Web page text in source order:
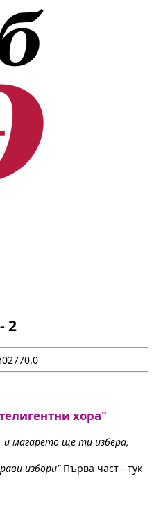
2
02770.0
хора"
и магарето ще ти избера,
избори" Първа част - тук